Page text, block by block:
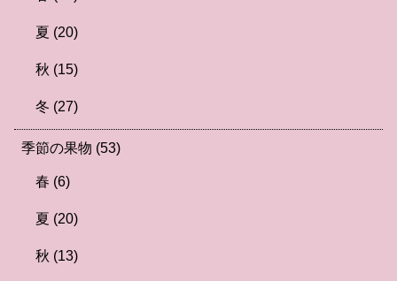
夏 (20)
秋 (15)
冬 (27)
季節の果物 (53)
春 (6)
夏 (20)
秋 (13)